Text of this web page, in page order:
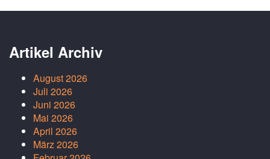
Artikel Archiv
August 2026
Juli 2026
Juni 2026
Mai 2026
April 2026
März 2026